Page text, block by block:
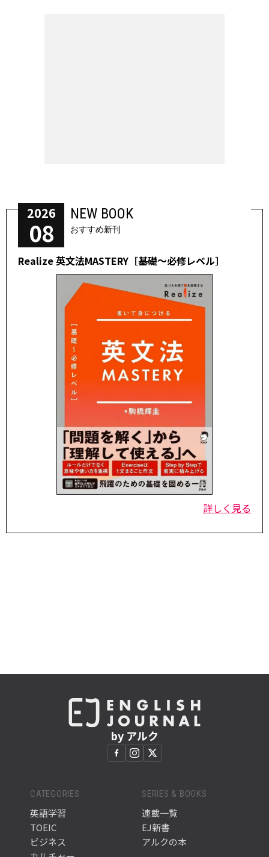
2026
08
NEW BOOK
おすすめ新刊
Realize 英文法MASTERY［基礎～必修レベル］
詳しく見る
by アルク
CATEGORIES
英語学習
TOEIC
ビジネス
SERIES & BOOKS
連載一覧
EJ新書
アルクの本